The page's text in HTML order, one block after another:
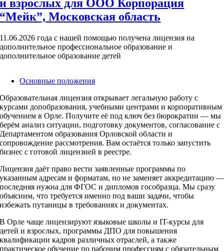
и взрослых для ООО Корпорация
“Мейк”, Московская область
11.06.2026 года с нашей помощью получена лицензия на
дополнительное профессиональное образование и
дополнительное образование детей
Основные положения
Образовательная лицензия открывает легальную работу с
курсами допобразования, учебными центрами и корпоративным
обучением в Орле. Получите её под ключ без бюрократии — мы
берём анализ ситуации, подготовку документов, согласование с
Департаментом образования Орловской области и
сопровождение рассмотрения. Вам остаётся только запустить
бизнес с готовой лицензией в реестре.
Лицензия даёт право вести заявленные программы по
указанным адресам и форматам, но не заменяет аккредитацию —
последняя нужна для ФГОС и дипломов гособразца. Мы сразу
объясним, что требуется именно под ваши задачи, чтобы
избежать путаницы в требованиях и документах.
В Орле чаще лицензируют языковые школы и IT-курсы для
детей и взрослых, программы ДПО для повышения
квалификации кадров различных отраслей, а также
практическое обучение по рабочим профессиям с обязательным